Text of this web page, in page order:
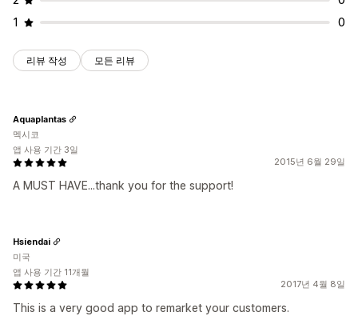
1
0
리뷰 작성 모든 리뷰
2015년 6월 29일
A MUST HAVE...thank you for the support!
Aquaplantas
멕시코
앱 사용 기간 3일
2017년 4월 8일
This is a very good app to remarket your customers.
Hsiendai
미국
앱 사용 기간 11개월